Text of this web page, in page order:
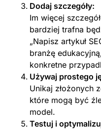
Dodaj szczegóły:
Im więcej
bardziej trafna
„Napisz artykuł
branżę
konkretne
Używaj prostego
Unikaj złożonych
które mogą być
model.
Testuj i